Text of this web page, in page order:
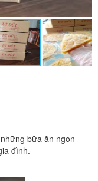
bữa ăn ngon
đình.